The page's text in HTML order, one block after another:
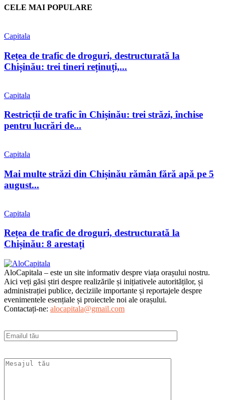
CELE MAI POPULARE
Capitala
Rețea de trafic de droguri, destructurată la
Chișinău: trei tineri reținuți,...
Capitala
Restricții de trafic în Chișinău: trei străzi, închise
pentru lucrări de...
Capitala
Mai multe străzi din Chișinău rămân fără apă pe 5
august...
Capitala
Rețea de trafic de droguri, destructurată la
Chișinău: 8 arestați
AloCapitala – este un site informativ despre viața orașului nostru.
Aici veți găsi știri despre realizările și inițiativele autorităților, și
administrației publice, deciziile importante și reportajele despre
evenimentele esențiale și proiectele noi ale orașului.
Contactați-ne: alocapitala@gmail.com